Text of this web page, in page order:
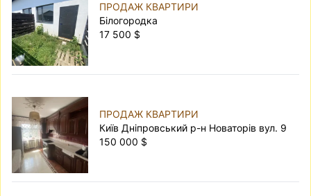
ПРОДАЖ КВАРТИРИ
Білогородка
17 500 $
ПРОДАЖ КВАРТИРИ
Київ Дніпровський р-н Новаторів вул. 9
150 000 $